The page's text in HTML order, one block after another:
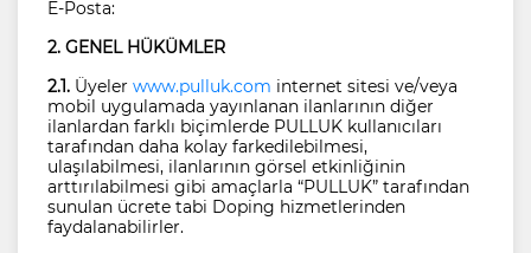
E-Posta:
2. GENEL HÜKÜMLER
2.1. Üyeler www.pulluk.com internet sitesi ve/veya
mobil uygulamada yayınlanan ilanlarının diğer
ilanlardan farklı biçimlerde PULLUK kullanıcıları
tarafından daha kolay farkedilebilmesi,
ulaşılabilmesi, ilanlarının görsel etkinliğinin
arttırılabilmesi gibi amaçlarla “PULLUK” tarafından
sunulan ücrete tabi Doping hizmetlerinden
faydalanabilirler.